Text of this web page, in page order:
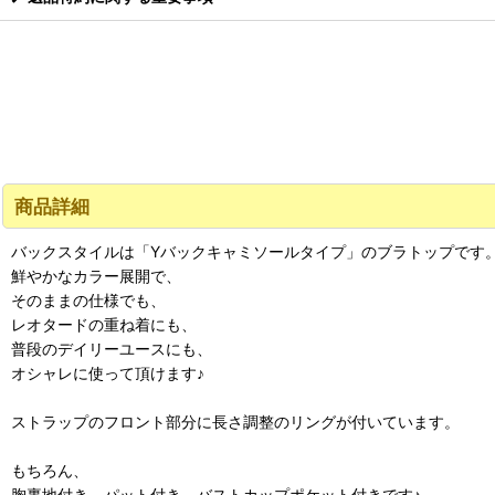
商品詳細
バックスタイルは「Yバックキャミソールタイプ」のブラトップです
鮮やかなカラー展開で、
そのままの仕様でも、
レオタードの重ね着にも、
普段のデイリーユースにも、
オシャレに使って頂けます♪
ストラップのフロント部分に長さ調整のリングが付いています。
もちろん、